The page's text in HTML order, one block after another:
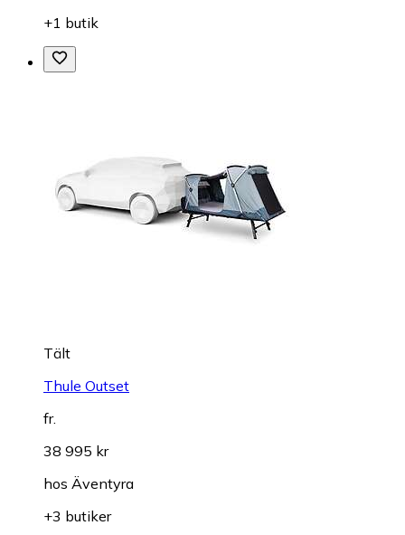
+1 butik
Tält
Thule Outset
fr.
38 995 kr
hos Äventyra
+3 butiker